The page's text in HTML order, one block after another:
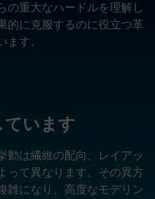
の重大なハードルを理解し
的に克服するのに役立つ革
す。
ています
動は繊維の配向、レイアッ
って異なります。その異方
雑になり、高度なモデリン